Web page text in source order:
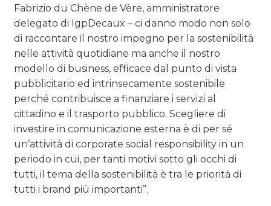
Fabrizio du Chène de Vère, amministratore
delegato di IgpDecaux – ci danno modo non solo
di raccontare il nostro impegno per la sostenibilità
nelle attività quotidiane ma anche il nostro
modello di business, efficace dal punto di vista
pubblicitario ed intrinsecamente sostenibile
perché contribuisce a finanziare i servizi al
cittadino e il trasporto pubblico. Scegliere di
investire in comunicazione esterna è di per sé
un’attività di corporate social responsibility in un
periodo in cui, per tanti motivi sotto gli occhi di
tutti, il tema della sostenibilità è tra le priorità di
tutti i brand più importanti”.